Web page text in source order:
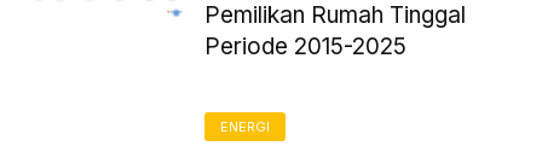
Pemilikan Rumah Tinggal
Periode 2015-2025
ENERGI